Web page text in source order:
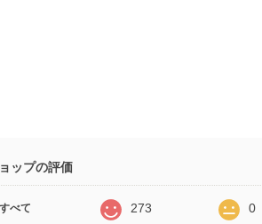
ップの評価
べて 273 0